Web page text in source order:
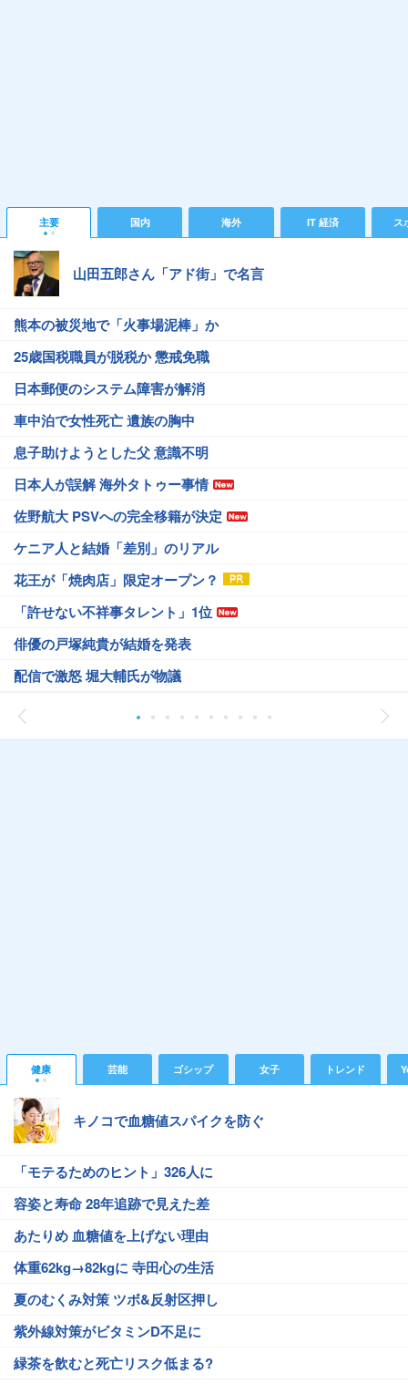
主要 国内 海外 IT 経済 ス
山田五郎さん「アド街」で名言
熊本の被災地で「火事場泥棒」か
25歳国税職員が脱税か 懲戒免職
日本郵便のシステム障害が解消
車中泊で女性死亡 遺族の胸中
息子助けようとした父 意識不明
日本人が誤解 海外タトゥー事情
佐野航大 PSVへの完全移籍が決定
ケニア人と結婚「差別」のリアル
花王が「焼肉店」限定オープン？
「許せない不祥事タレント」1位
俳優の戸塚純貴が結婚を発表
配信で激怒 堀大輔氏が物議
健康 芸能 ゴシップ 女子 トレンド
キノコで血糖値スパイクを防ぐ
「モテるためのヒント」326人に
容姿と寿命 28年追跡で見えた差
あたりめ 血糖値を上げない理由
体重62kg→82kgに 寺田心の生活
夏のむくみ対策 ツボ&反射区押し
紫外線対策がビタミンD不足に
緑茶を飲むと死亡リスク低まる?